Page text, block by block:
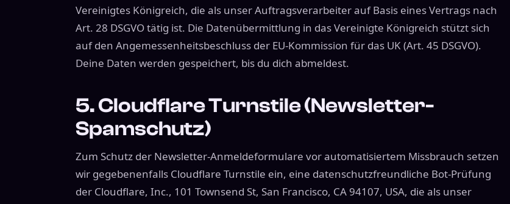
Vereinigtes Königreich, die als unser Auftragsverarbeiter auf Basis eines Vertrags nach
Art. 28 DSGVO tätig ist. Die Datenübermittlung in das Vereinigte Königreich stützt sich
auf den Angemessenheitsbeschluss der EU-Kommission für das UK (Art. 45 DSGVO).
Deine Daten werden gespeichert, bis du dich abmeldest.
5. Cloudflare Turnstile (Newsletter-
Spamschutz)
Zum Schutz der Newsletter-Anmeldeformulare vor automatisiertem Missbrauch setzen
wir gegebenenfalls Cloudflare Turnstile ein, eine datenschutzfreundliche Bot-Prüfung
der Cloudflare, Inc., 101 Townsend St, San Francisco, CA 94107, USA, die als unser